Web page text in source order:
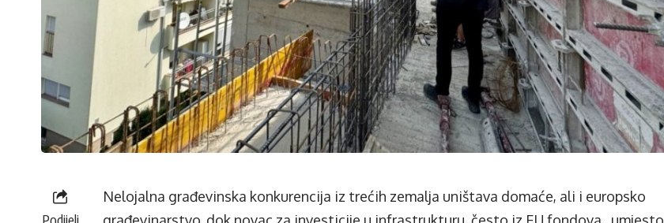
Nelojalna građevinska konkurencija iz trećih zemalja uništava domaće, ali i europsko